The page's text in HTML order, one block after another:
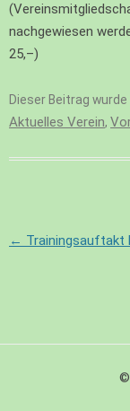
nachgewiesen
25,–)
Dieser Beitrag wurde
Aktuelles Verein,
← Trainingsauftakt
©